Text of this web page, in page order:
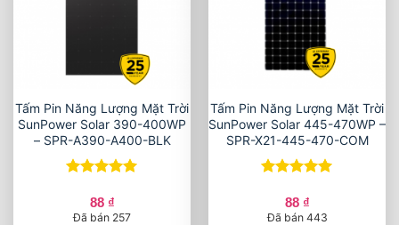
Tấm Pin Năng Lượng Mặt Trời
SunPower Solar 390-400WP
– SPR-A390-A400-BLK
hạng5 5
sao
88 ₫
Đã bán 257
Tấm Pin Năng Lượng Mặt Trời
SunPower Solar 445-470WP –
SPR-X21-445-470-COM
hạng5 5
sao
88 ₫
Đã bán 443